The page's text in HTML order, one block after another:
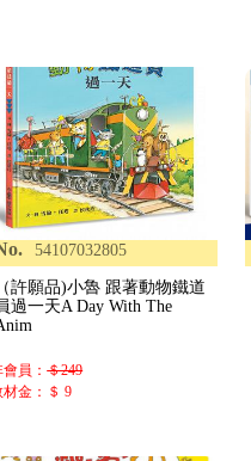
54107032805
（許願品)小魯 跟著動物鐵道
過一天A Day With The
會員：＄249
材金：＄ 9